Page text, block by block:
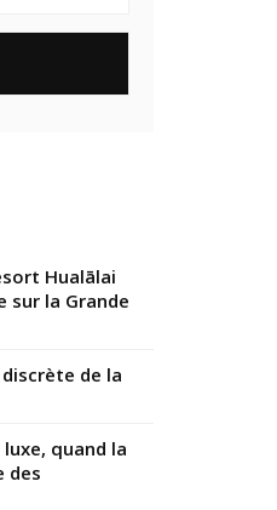
Hualālai
sur la Grande
de la
quand la
des